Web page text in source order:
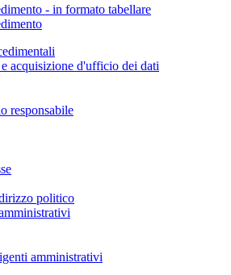
- in formato tabellare
acquisizione d'ufficio dei dati
responsabile
politico
amministrativi